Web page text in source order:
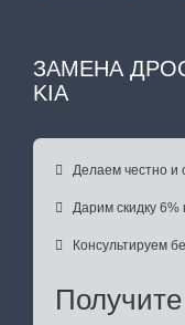
ЗАМЕНА
KIA
 Делаем честно и
 Дарим скидку 6%
 Консультируем